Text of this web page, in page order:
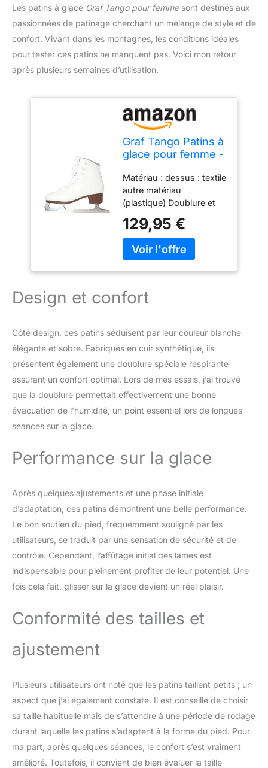
Les patins à glace Graf Tango pour femmesont destinés aux
passionnées de patinage cherchant un mélange de style et de
confort. Vivant dans les montagnes, les conditions idéales
pour tester ces patins ne manquent pas. Voici mon retour
après plusieurs semaines d’utilisation.
Graf Tango Patins à
glace pour femme -
Matériau : dessus : textile
autre matériau
(plastique) Doublure et
matériau (plastique)
Semelle extérieure : autre
matériau (plastique)
129,95 €
Design et confort
Côté design, ces patins séduisent par leur couleur blanche
élégante et sobre. Fabriqués en cuir synthétique, ils
présentent également une doublure spéciale respirante
assurant un confort optimal. Lors de mes essais, j’ai trouvé
que la doublure permettait effectivement une bonne
évacuation de l’humidité, un point essentiel lors de longues
séances sur la glace.
Performance sur la glace
Après quelques ajustements et une phase initiale
d’adaptation, ces patins démontrent une belle performance.
Le bon soutien du pied, fréquemment souligné par les
utilisateurs, se traduit par une sensation de sécurité et de
contrôle. Cependant, l’affûtage initial des lames est
indispensable pour pleinement profiter de leur potentiel. Une
fois cela fait, glisser sur la glace devient un réel plaisir.
Conformité des tailles et
ajustement
Plusieurs utilisateurs ont noté que les patins taillent petits ; un
aspect que j’ai également constaté. Il est conseillé de choisir
sa taille habituelle mais de s’attendre à une période de rodage
durant laquelle les patins s’adaptent à la forme du pied. Pour
ma part, après quelques séances, le confort s’est vraiment
amélioré. Toutefois, il convient de bien évaluer la taille